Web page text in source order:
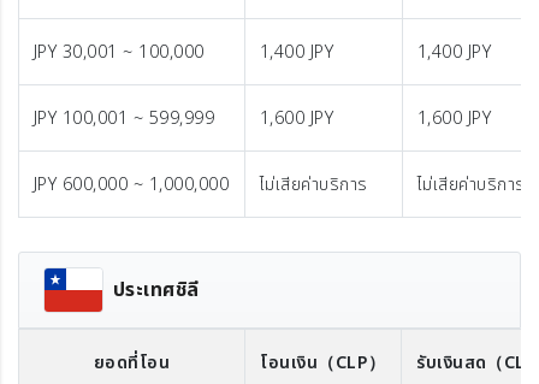
JPY 30,001 ~ 100,000 1,400 JPY 1,400 JPY
JPY 100,001 ~ 599,999 1,600 JPY 1,600 JPY
JPY 600,000 ~ 1,000,000 ไม่เสียค่าบริการ ไม่เสียค่าบริการ
ประเทศชิลี
ยอดที่โอน โอนเงิน （CLP） รับเงินสด （